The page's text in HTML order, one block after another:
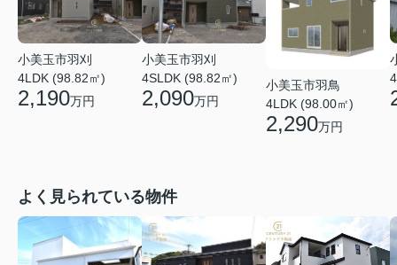
小美玉市羽刈
4LDK (98.82㎡)
2,190万円
小美玉市羽刈
4SLDK (98.82㎡)
2,090万円
小美玉市羽鳥
4LDK (98.00㎡)
2,290万円
よく見られている物件